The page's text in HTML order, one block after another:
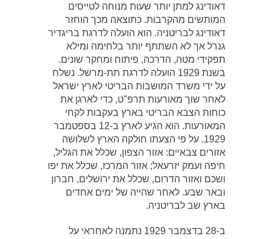
דאודינג למתן יותר שעות מנוחה לטייסים
המותשים מהקרבות. כתוצאה מכך הוחזר
דאודינג לבריטניה. הוא הועלה לדרגת בריגדיר
גנרל אך לא השתתף יותר בלחימה ומילא
תפקידי מטה, הדרכה, פיתוח ומחקר שונים.
בשנת 1929 הועלה לדרגת תת-מרשל. נשלח
על ידי משרד המושבות הבריטי לארץ ישראל
לאחר שוך מאורעות תרפ"ט, כדי לארגן את
כוחות הצבא הבריטי בארץ בעקבות לקחי
המאורעות. הוא הגיע לארץ ב-12 בספטמבר
1929. על פי הצעתו חולקה הארץ לשלושה
אזורים צבאיים: אזור הצפון, שכלל את הגליל,
חיפה ועמק יזרעאל; אזור המרכז, שכלל את יפו
ושכם ואזור הדרום, שכלל את ירושלים, חברון
ובאר שבע. לאחר שהייה של ימים אחדים
בארץ שב לבריטניה.
ב-28 בדצמבר 1929 נתמנה לאחראי על